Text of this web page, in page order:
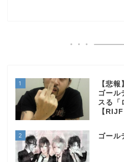
1
【悲
ゴール
スる「
【RIJF
2 ゴール